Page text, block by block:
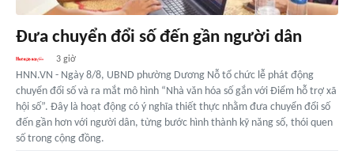
Đưa chuyển đổi số đến gần người dân
3 giờ
HNN.VN - Ngày 8/8, UBND phường Dương Nỗ tổ chức lễ phát động
chuyển đổi số và ra mắt mô hình “Nhà văn hóa số gắn với Điểm hỗ trợ xã
hội số”. Đây là hoạt động có ý nghĩa thiết thực nhằm đưa chuyển đổi số
đến gần hơn với người dân, từng bước hình thành kỹ năng số, thói quen
số trong cộng đồng.